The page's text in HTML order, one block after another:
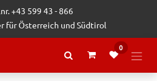
+43 599 43 - 866
für Österreich und Südtirol
0